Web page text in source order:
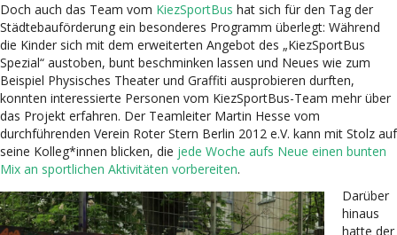
Doch auch das Team vom KiezSportBus hat sich für den Tag der
Städtebauförderung ein besonderes Programm überlegt: Während
die Kinder sich mit dem erweiterten Angebot des „KiezSportBus
Spezial“ austoben, bunt beschminken lassen und Neues wie zum
Beispiel Physisches Theater und Graffiti ausprobieren durften,
konnten interessierte Personen vom KiezSportBus-Team mehr über
das Projekt erfahren. Der Teamleiter Martin Hesse vom
durchführenden Verein Roter Stern Berlin 2012 e.V. kann mit Stolz auf
seine Kolleg*innen blicken, die jede Woche aufs Neue einen bunten
Mix an sportlichen Aktivitäten vorbereiten.
Darüber
hinaus
hatte der